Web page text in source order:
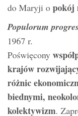
do Maryji o pokój
Populorum
1967 r.
Poświęcony
krajów
różnic
biednymi,
kolektywizm.